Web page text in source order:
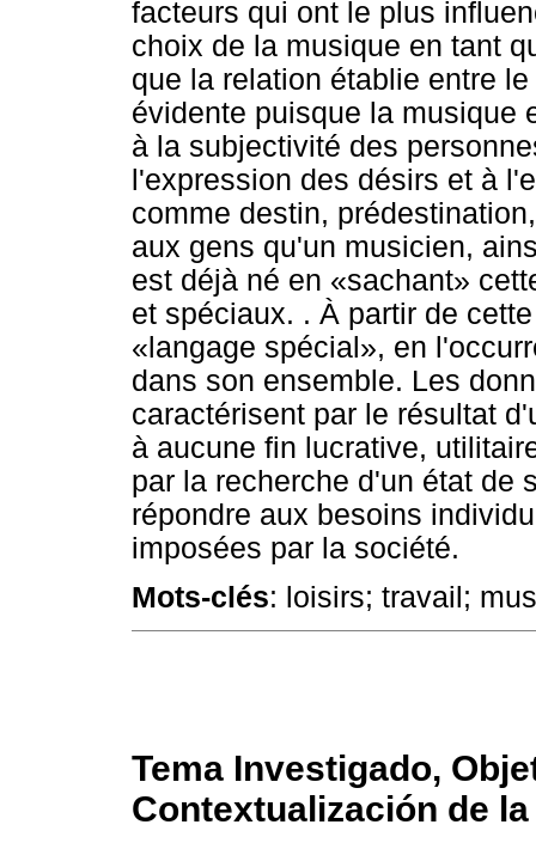
facteurs qui ont le plus
choix de la musique en tant
que la relation établie entre
évidente puisque la musique
à la subjectivité des
l'expression des désirs et à
comme destin,
aux gens qu'un musicien,
est déjà né en «sachant»
et spéciaux. . À partir de
«langage spécial», en
dans son ensemble. Les
caractérisent par le résultat
à aucune fin lucrative,
par la recherche d'un état de
répondre aux besoins
imposées par la société.
Mots-clés: loisirs; travail;
Tema Investigado,
Contextualización de